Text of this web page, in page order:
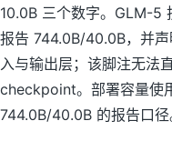
10.0B 三个数字。GLM-5
报告 744.0B/40.0B，并
入与输出层；该脚注无法
checkpoint。部署容量使
744.0B/40.0B 的报告口径